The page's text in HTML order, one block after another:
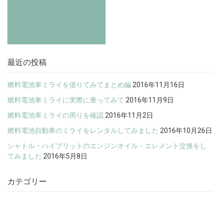
最近の投稿
燃料電池車ミライを借りてみてまとめ編 2016年11月16日
燃料電池車ミライに実際に乗ってみて 2016年11月9日
燃料電池車ミライの周りを確認 2016年11月2日
燃料電池自動車のミライをレンタルしてみました 2016年10月26日
シャトル・ハイブリットのエンジンオイル・エレメント交換をし
てみました 2016年5月8日
カテゴリー